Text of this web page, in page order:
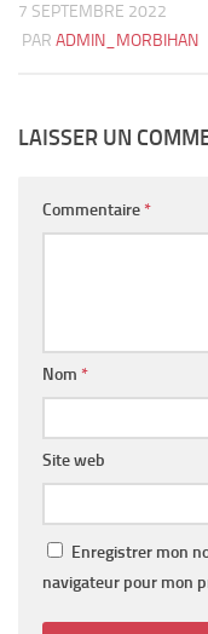
7 SEPTEMBRE 2022
PAR ADMIN_MORBIHAN
LAISSER UN
Commentaire *
Nom *
Site web
Enregistrer mon
navigateur pour mon